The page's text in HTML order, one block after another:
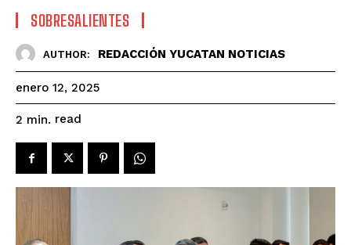
SOBRESALIENTES
AUTHOR: REDACCIÓN YUCATAN NOTICIAS
enero 12, 2025
2 min. read